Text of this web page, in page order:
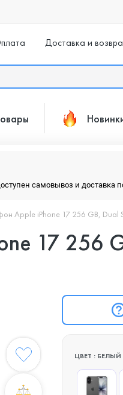
Доставка и
самовывоз и доставка
Apple iPhone 17 256 GB, Dual
17 256
ЦВЕТ : БЕЛЫЙ